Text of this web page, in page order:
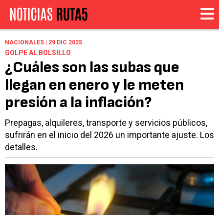
NACIONALES | 29 DIC 2025
GOLPE AL BOLSILLO
¿Cuáles son las subas que
llegan en enero y le meten
presión a la inflación?
Prepagas, alquileres, transporte y servicios públicos,
sufrirán en el inicio del 2026 un importante ajuste. Los
detalles.